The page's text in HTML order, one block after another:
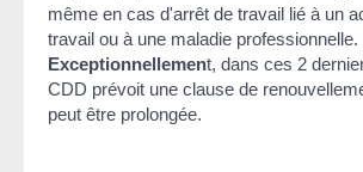
même en cas d'arrêt de travail lié à un
travail ou à une maladie professionnelle.
Exceptionnellement, dans ces 2
CDD prévoit une clause de
peut être prolongée.